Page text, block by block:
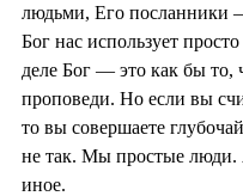
людьми, Его посланники
Бог нас использует
деле Бог — это как бы то,
проповеди. Но если вы
то вы совершаете
не так. Мы простые
иное.